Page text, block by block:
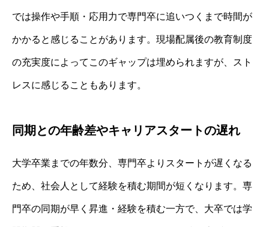
では操作や手順・応用力で専門卒に追いつくまで時間が
かかると感じることがあります。現場配属後の教育制度
の充実度によってこのギャップは埋められますが、スト
レスに感じることもあります。
同期との年齢差やキャリアスタートの遅れ
大学卒業までの年数分、専門卒よりスタートが遅くなる
ため、社会人として経験を積む期間が短くなります。専
門卒の同期が早く昇進・経験を積む一方で、大卒では学